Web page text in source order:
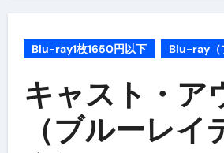
Blu-ray1枚1650円以下 Blu-ray（
キャスト・ア
（ブルーレイ